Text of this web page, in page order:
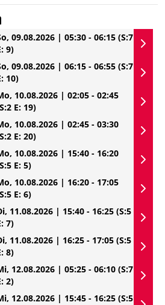
09.08.2026 | 05:30 - 06:15 (S:7
9)
09.08.2026 | 06:15 - 06:55 (S:7
10)
10.08.2026 | 02:05 - 02:45
E: 19)
10.08.2026 | 02:45 - 03:30
E: 20)
10.08.2026 | 15:40 - 16:20
E: 5)
10.08.2026 | 16:20 - 17:05
E: 6)
11.08.2026 | 15:40 - 16:25 (S:5
7)
11.08.2026 | 16:25 - 17:05 (S:5
8)
12.08.2026 | 05:25 - 06:10 (S:7
2)
12.08.2026 | 15:45 - 16:25 (S:5